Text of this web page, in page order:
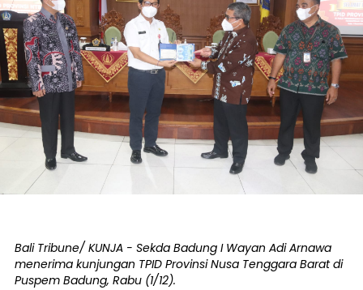
Bali Tribune/ KUNJA - Sekda Badung I Wayan Adi Arnawa
menerima kunjungan TPID Provinsi Nusa Tenggara Barat di
Puspem Badung, Rabu (1/12).